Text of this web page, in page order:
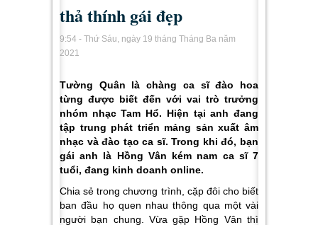
thả thính gái đẹp
9:54 - Thứ Sáu, ngày 19 tháng Tháng Ba năm
2021
Tường Quân là chàng ca sĩ đào hoa
từng được biết đến với vai trò trưởng
nhóm nhạc Tam Hổ. Hiện tại anh đang
tập trung phát triển mảng sản xuất âm
nhạc và đào tạo ca sĩ. Trong khi đó, bạn
gái anh là Hồng Vân kém nam ca sĩ 7
tuổi, đang kinh doanh online.
Chia sẻ trong chương trình, cặp đôi cho biết
ban đầu họ quen nhau thông qua một vài
người bạn chung. Vừa gặp Hồng Vân thì